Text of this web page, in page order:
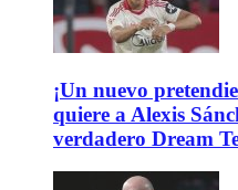
¡Un nuevo
quiere a Alexis
verdadero Dream